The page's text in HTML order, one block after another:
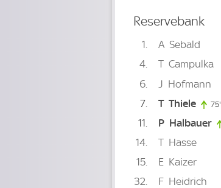
Reservebank
1 A Sebald
4
T Campulka
6
J Hofmann
7
T Thiele 75'
11 P Halbauer
14 T Hasse
15
E Kaizer
32
F Heidrich